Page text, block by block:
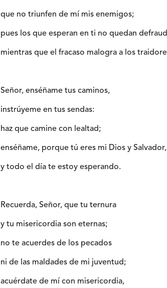
que no triunfen de mí mis enemigos;
pues los que esperan en ti no quedan
mientras que el fracaso malogra a los
Señor, enséñame tus caminos,
instrúyeme en tus sendas:
haz que camine con lealtad;
enséñame, porque tú eres mi Dios y Salvador,
y todo el día te estoy esperando.
Recuerda, Señor, que tu ternura
y tu misericordia son eternas;
no te acuerdes de los pecados
ni de las maldades de mi juventud;
acuérdate de mí con misericordia,